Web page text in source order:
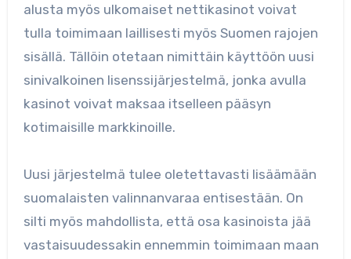
alusta myös ulkomaiset nettikasinot voivat
tulla toimimaan laillisesti myös Suomen rajojen
sisällä. Tällöin otetaan nimittäin käyttöön uusi
sinivalkoinen lisenssijärjestelmä, jonka avulla
kasinot voivat maksaa itselleen pääsyn
kotimaisille markkinoille.
Uusi järjestelmä tulee oletettavasti lisäämään
suomalaisten valinnanvaraa entisestään. On
silti myös mahdollista, että osa kasinoista jää
vastaisuudessakin ennemmin toimimaan maan